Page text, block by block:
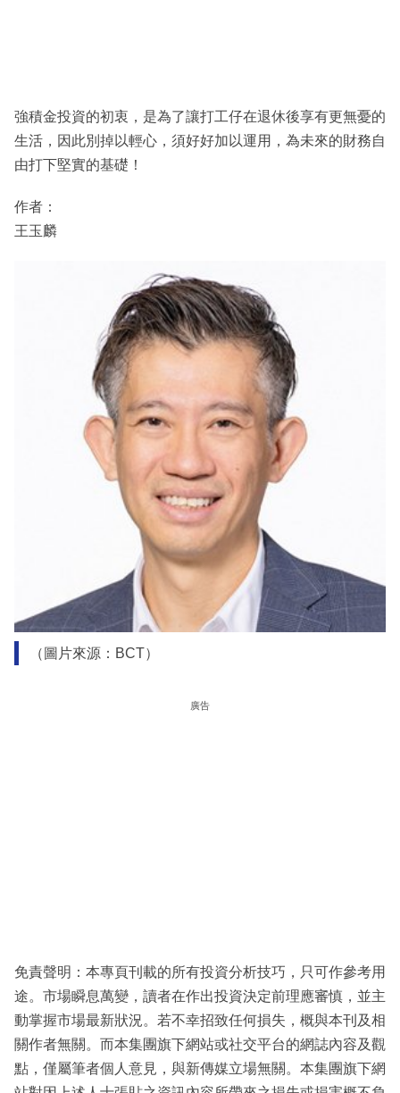
強積金投資的初衷，是為了讓打工仔在退休後享有更無憂的
生活，因此別掉以輕心，須好好加以運用，為未來的財務自
由打下堅實的基礎！
作者：
王玉麟
（圖片來源：BCT）
廣告
免責聲明：本專頁刊載的所有投資分析技巧，只可作參考用
途。市場瞬息萬變，讀者在作出投資決定前理應審慎，並主
動掌握市場最新狀況。若不幸招致任何損失，概與本刊及相
關作者無關。而本集團旗下網站或社交平台的網誌內容及觀
點，僅屬筆者個人意見，與新傳媒立場無關。本集團旗下網